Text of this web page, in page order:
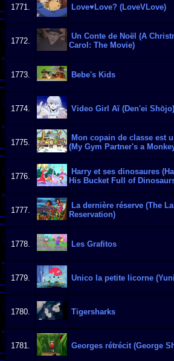
1771. Love♥Love? (LoveVLove)
1772.
Un Conte de Noël (A
Carol: The Movie)
1773. Bebe's Kids
1774. Video Girl Aï (Den'ei Shōjo)
1775.
Mon copain de classe est
(My Gym Partner's a
1776.
Harry et ses dinosaures
His Bucket Full of
1777.
La dernière réserve (The
Reservation)
1778. Les Grafitos
1779. Unico la petite licorne
1780. Tigersharks
1781. Georges rétrécit (George